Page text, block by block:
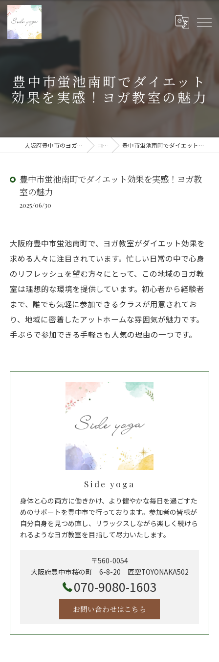
豊中市蛍池南町でダイエット
効果を実感！ヨガ教室の魅力
大阪府豊中市のヨガ教室ならSide yoga コラム 豊中市蛍池南町でダイエット効果を実感！ヨガ教室の魅力
豊中市蛍池南町でダイエット効果を実感！ヨガ教
室の魅力
2025/06/30
大阪府豊中市蛍池南町で、ヨガ教室がダイエット効果を
求める人々に注目されています。忙しい日常の中で心身
のリフレッシュを望む方々にとって、この地域のヨガ教
室は理想的な環境を提供しています。初心者から経験者
まで、誰でも気軽に参加できるクラスが用意されてお
り、地域に密着したアットホームな雰囲気が魅力です。
手ぶらで参加できる手軽さも人気の理由の一つです。
Side yoga
身体と心の両方に働きかけ、より健やかな毎日を過ごすた
めのサポートを豊中市で行っております。参加者の皆様が
自分自身を見つめ直し、リラックスしながら楽しく続けら
れるようなヨガ教室を目指して尽力いたします。
〒560-0054
大阪府豊中市桜の町 6-8-20 匠空TOYONAKA502
070-9080-1603
お問い合わせはこちら